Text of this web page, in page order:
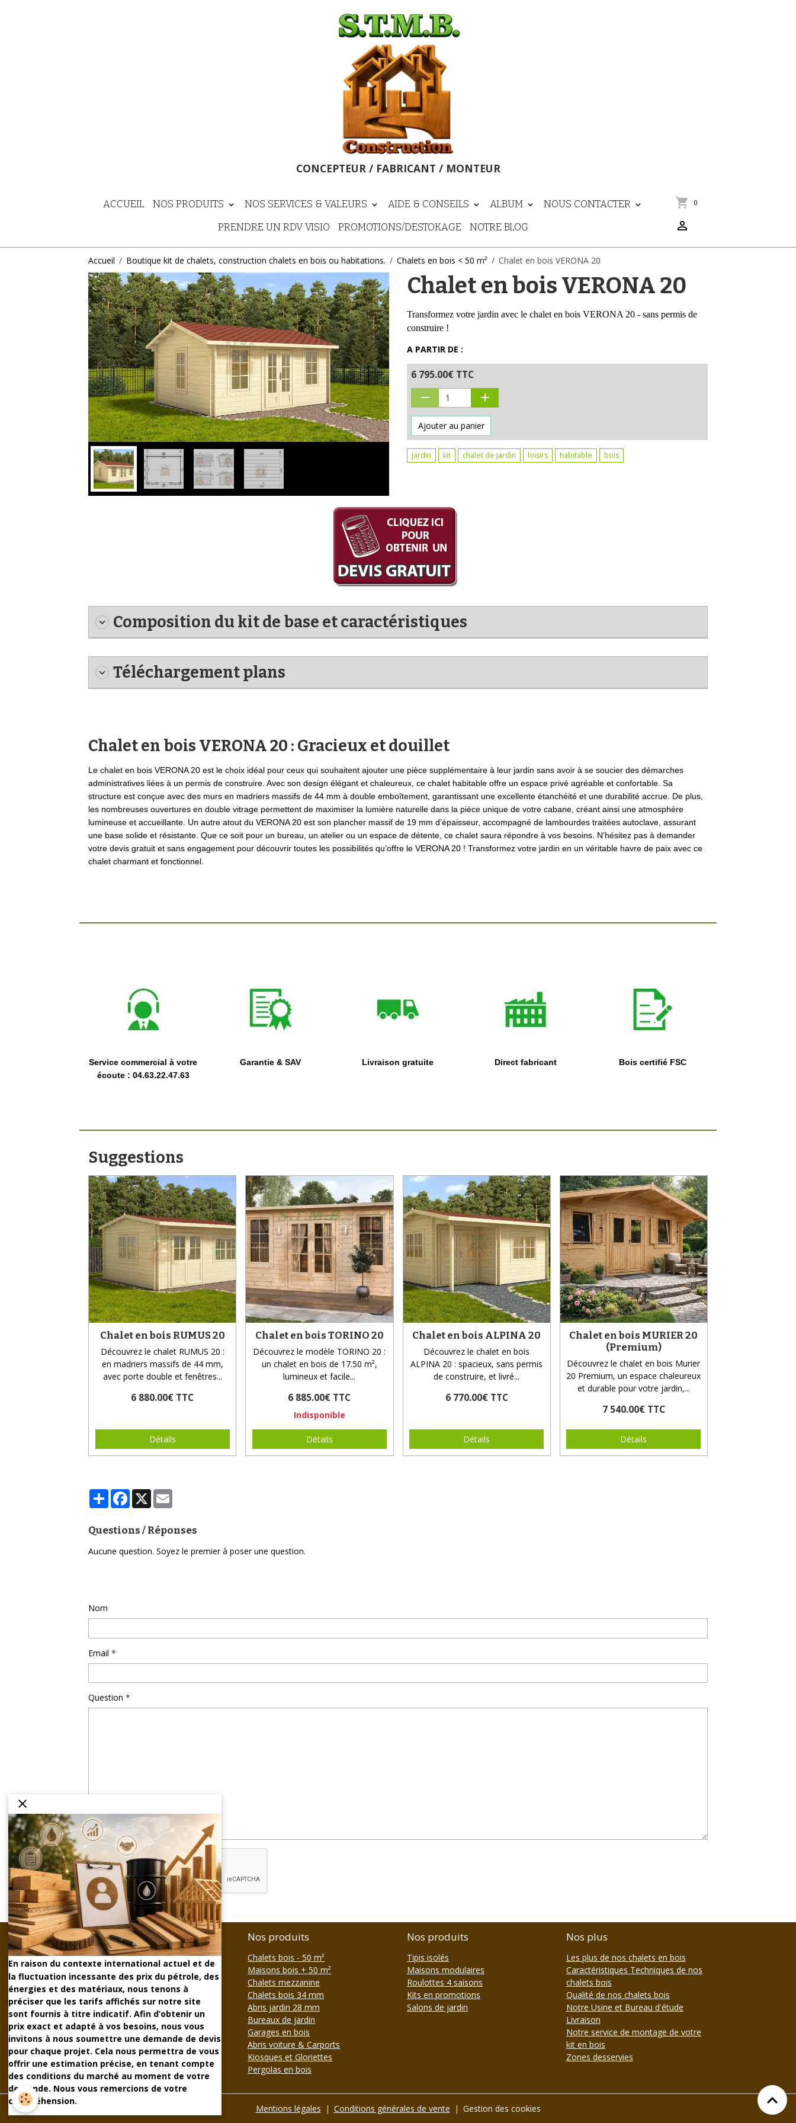
CONCEPTEUR / FABRICANT / MONTEUR
ACCUEIL NOS PRODUITS NOS SERVICES & VALEURS AIDE & CONSEILS ALBUM
NOUS CONTACTER
PRENDRE UN RDV VISIO
PROMOTIONS/DESTOKAGE NOTRE BLOG
0
Accueil Boutique kit de chalets, construction chalets en bois ou habitations. Chalets en bois < 50 m² Chalet en bois VERONA 20
Chalet en bois VERONA 20
Transformez votre jardin avec le chalet en bois VERONA 20 - sans permis de
construire !
A PARTIR DE :
6 795.00€ TTC
Ajouter au panier
jardin kit chalet de jardin loisirs habitable bois
Composition du kit de base et caractéristiques
Téléchargement plans
Chalet en bois VERONA 20 : Gracieux et douillet
Le chalet en bois VERONA 20 est le choix idéal pour ceux qui souhaitent ajouter une pièce supplémentaire à leur jardin sans avoir à se soucier des démarches
administratives liées à un permis de construire. Avec son design élégant et chaleureux, ce chalet habitable offre un espace privé agréable et confortable. Sa
structure est conçue avec des murs en madriers massifs de 44 mm à double emboîtement, garantissant une excellente étanchéité et une durabilité accrue. De plus,
les nombreuses ouvertures en double vitrage permettent de maximiser la lumière naturelle dans la pièce unique de votre cabane, créant ainsi une atmosphère
lumineuse et accueillante. Un autre atout du VERONA 20 est son plancher massif de 19 mm d’épaisseur, accompagné de lambourdes traitées autoclave, assurant
une base solide et résistante. Que ce soit pour un bureau, un atelier ou un espace de détente, ce chalet saura répondre à vos besoins. N’hésitez pas à demander
votre devis gratuit et sans engagement pour découvrir toutes les possibilités qu’offre le VERONA 20 ! Transformez votre jardin en un véritable havre de paix avec ce
chalet charmant et fonctionnel.
Service commercial à votre
écoute : 04.63.22.47.63
Garantie & SAV Livraison gratuite Direct fabricant Bois certifié FSC
Suggestions
Chalet en bois RUMUS 20
Découvrez le chalet RUMUS 20 :
en madriers massifs de 44 mm,
avec porte double et fenêtres...
6 880.00€ TTC
Détails
Chalet en bois TORINO 20
Découvrez le modèle TORINO 20 :
un chalet en bois de 17.50 m²,
lumineux et facile...
6 885.00€ TTC
Indisponible
Détails
Chalet en bois ALPINA 20
Découvrez le chalet en bois
ALPINA 20 : spacieux, sans permis
de construire, et livré...
6 770.00€ TTC
Détails
Chalet en bois MURIER 20
(Premium)
Découvrez le chalet en bois Murier
20 Premium, un espace chaleureux
et durable pour votre jardin,...
7 540.00€ TTC
Détails
PartagerFacebook
X
Questions / Réponses
Aucune question. Soyez le premier à poser une question.
Nom
Email
Question
Envoyer la question
En raison du contexte international actuel et de
la fluctuation incessante des prix du pétrole, des
énergies et des matériaux, nous tenons à
préciser que les tarifs affichés sur notre site
sont fournis à titre indicatif. Afin d’obtenir un
prix exact et adapté à vos besoins, nous vous
invitons à nous soumettre une demande de devis
pour chaque projet. Cela nous permettra de vous
offrir une estimation précise, en tenant compte
des conditions du marché au moment de votre
demande. Nous vous remercions de votre
compréhension.
Contact
STMB Construction
6 Avenue de l'Europe
63430 Pont-du-Château
Téléphone :04.63.22.47.63
contact@stmbconstruction.fr
FORMULAIRE DE CONTACT
Nos produits
Chalets bois - 50 m²
Maisons bois + 50 m²
Chalets mezzanine
Chalets bois 34 mm
Abris jardin 28 mm
Bureaux de jardin
Garages en bois
Abris voiture & Carports
Kiosques et Gloriettes
Pergolas en bois
Nos produits
Tipis isolés
Maisons modulaires
Roulottes 4 saisons
Kits en promotions
Salons de jardin
Nos plus
Les plus de nos chalets en bois
Caractéristiques Techniques de nos
chalets bois
Qualité de nos chalets bois
Notre Usine et Bureau d'étude
Livraison
Notre service de montage de votre
kit en bois
Zones desservies
Mentions légales Conditions générales de vente Gestion des cookies